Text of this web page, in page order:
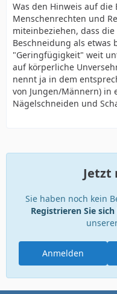
Was den Hinweis auf die
Menschenrechten und
miteinbeziehen, dass
Beschneidung als etwas
"Geringfügigkeit" weit
auf körperliche
nennt ja in dem
von Jungen/Männern) in
Nägelschneiden und
Jetzt
Sie haben noch kein
Registrieren Sie
Anmelden